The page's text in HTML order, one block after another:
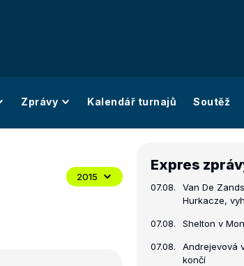
Zprávy Kalendář turnajů Soutěž
2015
Expres
07.08.
Van De
Hurkacze,
07.08. Shelton v
07.08.
Andrejevová
končí